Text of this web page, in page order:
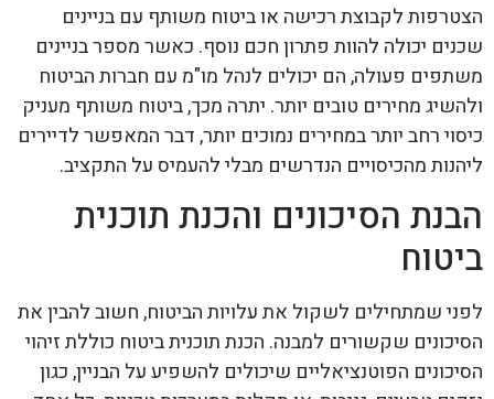
הצטרפות לקבוצת רכישה או ביטוח משותף עם בניינים
שכנים יכולה להוות פתרון חכם נוסף. כאשר מספר בניינים
משתפים פעולה, הם יכולים לנהל מו"מ עם חברות הביטוח
ולהשיג מחירים טובים יותר. יתרה מכך, ביטוח משותף מעניק
כיסוי רחב יותר במחירים נמוכים יותר, דבר המאפשר לדיירים
ליהנות מהכיסויים הנדרשים מבלי להעמיס על התקציב.
הבנת הסיכונים והכנת תוכנית
ביטוח
לפני שמתחילים לשקול את עלויות הביטוח, חשוב להבין את
הסיכונים שקשורים למבנה. הכנת תוכנית ביטוח כוללת זיהוי
הסיכונים הפוטנציאליים שיכולים להשפיע על הבניין, כגון